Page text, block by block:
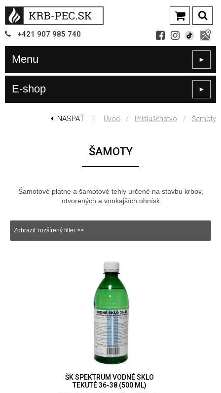
+421 907 985 740
Menu ►
E-shop ►
NASPÄŤ ⋮ Úvod / Príslušenstvo / Šamoty
ŠAMOTY
Šamotové platne a šamotové tehly určené na stavbu krbov,
otvorených a vonkajších ohnísk
Zobraziť rozšírený filter >>
ŠK SPEKTRUM VODNÉ SKLO
TEKUTÉ 36-38 (500 ML)